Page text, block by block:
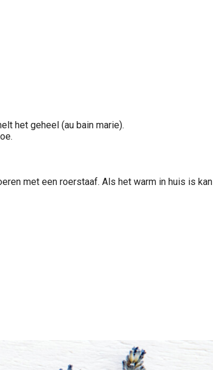
het geheel (au bain marie).
met een roerstaaf. Als het warm in huis is kan